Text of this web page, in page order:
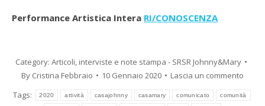
Performance Artistica Intera RI/CONOSCENZA
Category: Articoli, interviste e note stampa - SRSR Johnny&Mary
By Cristina Febbraio 10 Gennaio 2020
Lascia un commento
Tags:
2020 attività casajohnny casamary comunicato comunità